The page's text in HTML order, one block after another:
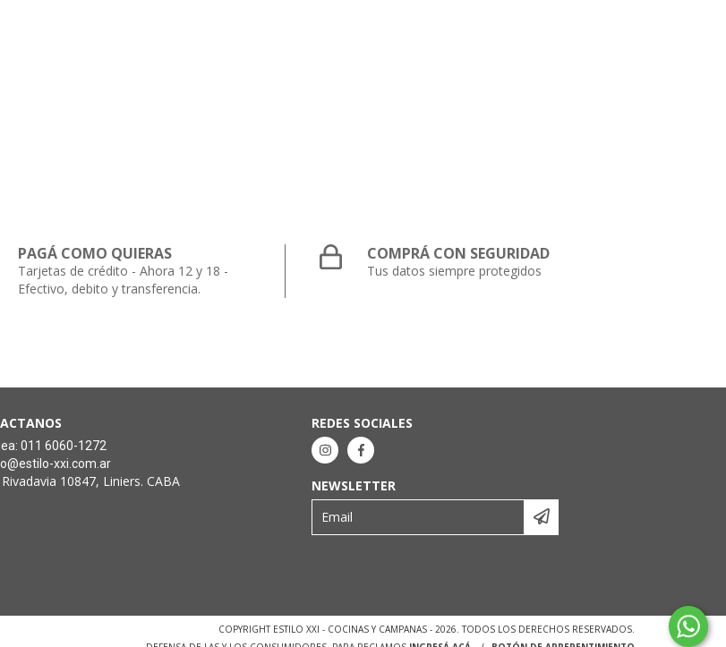
PAGÁ COMO QUIERAS
Tarjetas de crédito - Ahora 12 y 18 -
Efectivo, debito y transferencia.
COMPRÁ CON SEGURIDAD
Tus datos siempre protegidos
011 6060-1272
xxi.com.ar
10847, Liniers. CABA
REDES SOCIALES
NEWSLETTER
COPYRIGHT ESTILO XXI - COCINAS Y CAMPANAS - 2026. TODOS LOS DERECHOS RESERVADOS.